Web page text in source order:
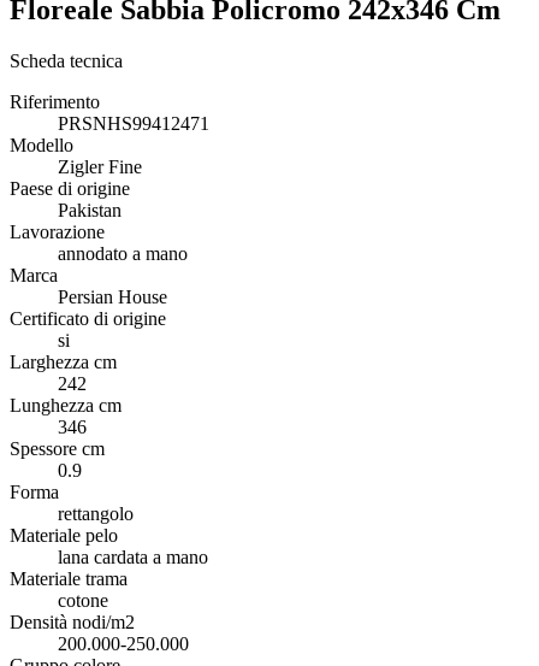
Floreale Sabbia Policromo 242x346 Cm
Scheda tecnica
Riferimento
PRSNHS99412471
Modello
Zigler Fine
Paese di origine
Pakistan
Lavorazione
annodato a mano
Marca
Persian House
Certificato di origine
si
Larghezza cm
242
Lunghezza cm
346
Spessore cm
0.9
Forma
rettangolo
Materiale pelo
lana cardata a mano
Materiale trama
cotone
Densità nodi/m2
200.000-250.000